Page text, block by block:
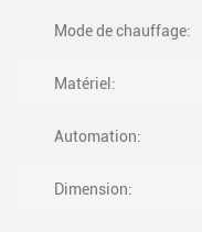
Mode de chauffage:
Matériel:
Automation:
Dimension: